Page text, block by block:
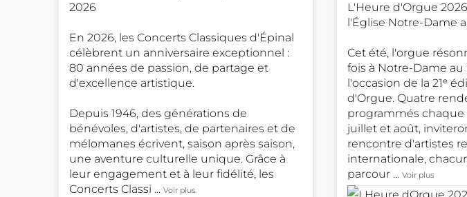
2026
En 2026, les Concerts Classiques d'Épinal
célèbrent un anniversaire exceptionnel :
80 années de passion, de partage et
d'excellence artistique.
Depuis 1946, des générations de
bénévoles, d'artistes, de partenaires et de
mélomanes écrivent, saison après saison,
une aventure culturelle unique. Grâce à
leur engagement et à leur fidélité, les
Concerts Classi ...Voir plus
L'Heure d'Orgue
l'Église Notre-Dame
Cet été, l'orgue
fois à Notre-Dame au
l'occasion de la 21ᵉ
d'Orgue. Quatre
programmés chaque
juillet et août,
rencontre d'artistes
internationale,
parcour ...Voir plus